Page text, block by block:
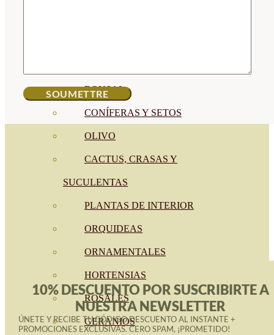
BONSAI
CONÍFERAS Y SETOS
OLIVO
CACTUS, CRASAS Y
SUCULENTAS
PLANTAS DE INTERIOR
ORQUIDEAS
ORNAMENTALES
HORTENSIAS
ROSALES
GERANIOS
10% DESCUENTO POR SUSCRIBIRTE A
NUESTRA NEWSLETTER
ÚNETE Y RECIBE TU CÓDIGO DESCUENTO AL INSTANTE +
PROMOCIONES EXCLUSIVAS. CERO SPAM, ¡PROMETIDO!